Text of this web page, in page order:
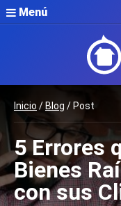
Menú
Inicio / Blog / Post
5 Errores
Bienes
con sus